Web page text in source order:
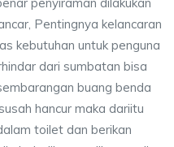
Pentingnya kelancaran
kebutuhan untuk penguna
dari sumbatan bisa
buang benda
hancur maka dariitu
toilet dan berikan